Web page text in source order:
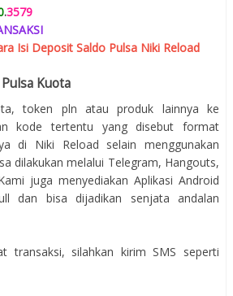
.3579
Isi Deposit Saldo Pulsa Niki Reload
Kuota
token pln atau produk lainnya ke
kode tertentu yang disebut format
di Niki Reload selain menggunakan
dilakukan melalui Telegram, Hangouts,
juga menyediakan Aplikasi Android
dan bisa dijadikan senjata andalan
transaksi, silahkan kirim SMS seperti